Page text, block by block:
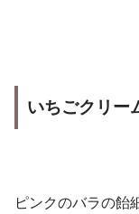
いちごクリー
ピンクのバラの飴